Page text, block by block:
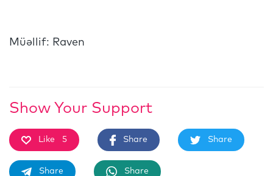
Müəllif: Raven
Show Your Support
Like 5 Share Share
Share Share